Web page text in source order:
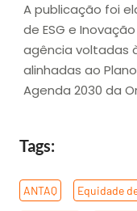
A publicação foi
de ESG e
agência voltadas
alinhadas ao
Agenda 2030 da
Tags:
ANTAQ Equidade